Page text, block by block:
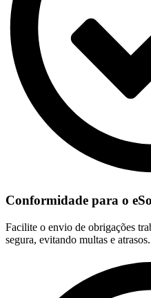
Conformidade para o
Facilite o envio de obrigações
segura, evitando multas e atrasos.